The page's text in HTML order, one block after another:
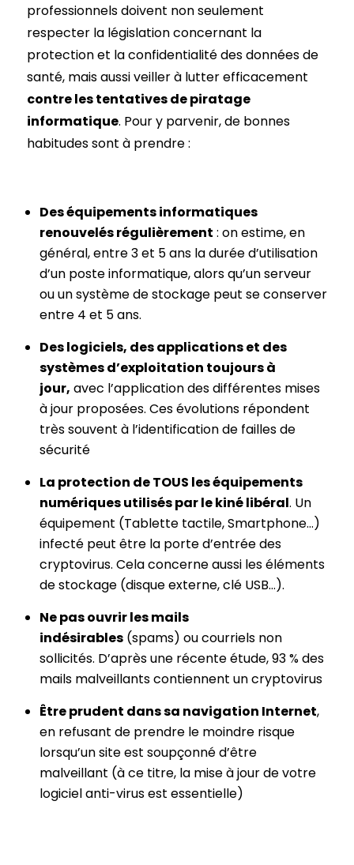
professionnels doivent non seulement
respecter la législation concernant la
protection et la confidentialité des données de
santé, mais aussi veiller à lutter efficacement
contre les tentatives de piratage
informatique. Pour y parvenir, de bonnes
habitudes sont à prendre :
Des équipements informatiques
renouvelés régulièrement : on estime, en
général, entre 3 et 5 ans la durée d’utilisation
d’un poste informatique, alors qu’un serveur
ou un système de stockage peut se conserver
entre 4 et 5 ans.
Des logiciels, des applications et des
systèmes d’exploitation toujours à
jour, avec l’application des différentes mises
à jour proposées. Ces évolutions répondent
très souvent à l’identification de failles de
sécurité
La protection de TOUS les équipements
numériques utilisés par le kiné libéral. Un
équipement (Tablette tactile, Smartphone…)
infecté peut être la porte d’entrée des
cryptovirus. Cela concerne aussi les éléments
de stockage (disque externe, clé USB…).
Ne pas ouvrir les mails
indésirables(spams) ou courriels non
sollicités. D’après une récente étude, 93 % des
mails malveillants contiennent un cryptovirus
Être prudent dans sa navigation Internet,
en refusant de prendre le moindre risque
lorsqu’un site est soupçonné d’être
malveillant (à ce titre, la mise à jour de votre
logiciel anti-virus est essentielle)